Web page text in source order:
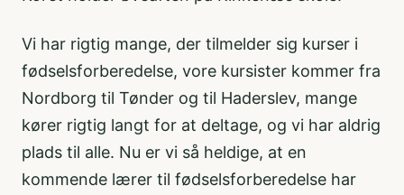
Vi har rigtig mange, der tilmelder sig kurser i
fødselsforberedelse, vore kursister kommer fra
Nordborg til Tønder og til Haderslev, mange
kører rigtig langt for at deltage, og vi har aldrig
plads til alle. Nu er vi så heldige, at en
kommende lærer til fødselsforberedelse har